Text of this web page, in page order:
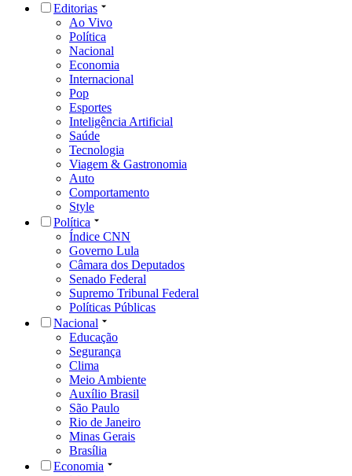
Editorias
Ao Vivo
Política
Nacional
Economia
Internacional
Pop
Esportes
Inteligência Artificial
Saúde
Tecnologia
Viagem & Gastronomia
Auto
Comportamento
Style
Política
Índice CNN
Governo Lula
Câmara dos Deputados
Senado Federal
Supremo Tribunal Federal
Políticas Públicas
Nacional
Educação
Segurança
Clima
Meio Ambiente
Auxílio Brasil
São Paulo
Rio de Janeiro
Minas Gerais
Brasília
Economia